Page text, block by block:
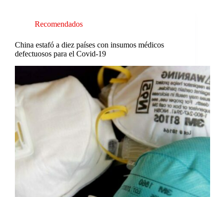
Recomendados
China estafó a diez países con insumos médicos
defectuosos para el Covid-19